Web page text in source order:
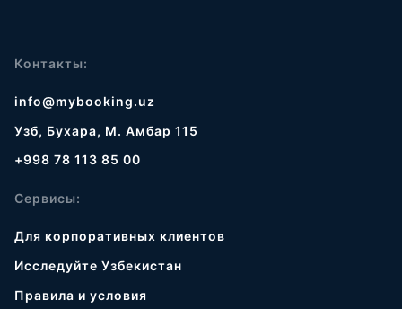
Контакты:
info@mybooking.uz
Узб, Бухара, М. Амбар 115
+998 78 113 85 00
Сервисы:
Для корпоративных клиентов
Исследуйте Узбекистан
Правила и условия